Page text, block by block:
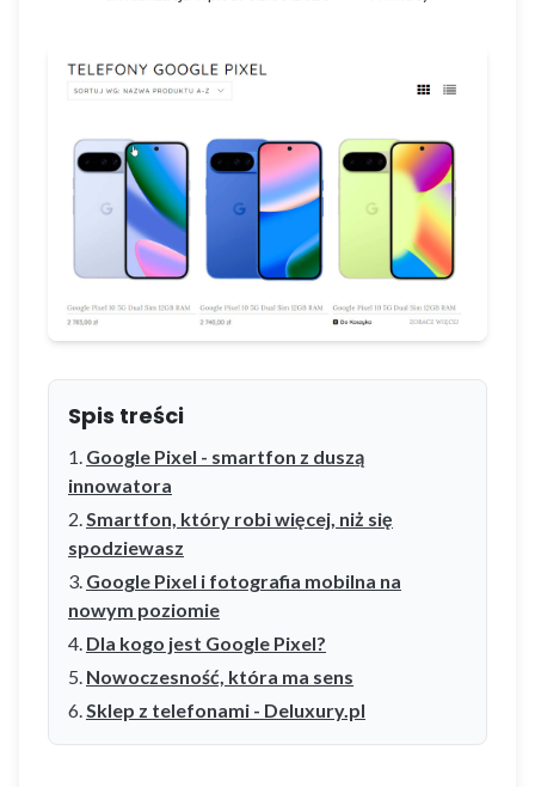
Spis treści
Google Pixel - smartfon z duszą
innowatora
Smartfon, który robi więcej, niż się
spodziewasz
Google Pixel i fotografia mobilna na
nowym poziomie
Dla kogo jest Google Pixel?
Nowoczesność, która ma sens
Sklep z telefonami - Deluxury.pl